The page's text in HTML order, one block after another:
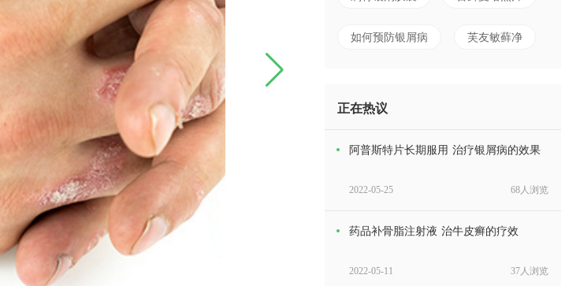
如何预防银屑病 芙友敏藓净
正在热议
阿普斯特片长期服用 治疗银屑病的效果
2022-05-25 68人浏览
药品补骨脂注射液 治牛皮癣的疗效
2022-05-11 37人浏览